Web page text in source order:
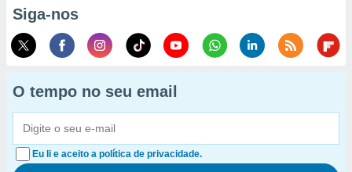
Siga-nos
O tempo no seu email
Eu li e aceito a política de privacidade.